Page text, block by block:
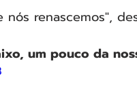
renascemos",
um pouco da